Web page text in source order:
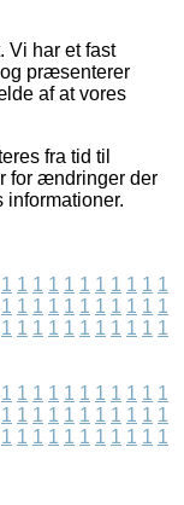
Vi har et fast
præsenterer
af at vores
fra tid til
for ændringer der
informationer.
1 1 1 1 1 1 1 1 1 1 1
1 1 1 1 1 1 1 1 1 1 1
1 1 1 1 1 1 1 1 1 1 1
1 1 1 1 1 1 1 1 1 1 1
1 1 1 1 1 1 1 1 1 1 1
1 1 1 1 1 1 1 1 1 1 1